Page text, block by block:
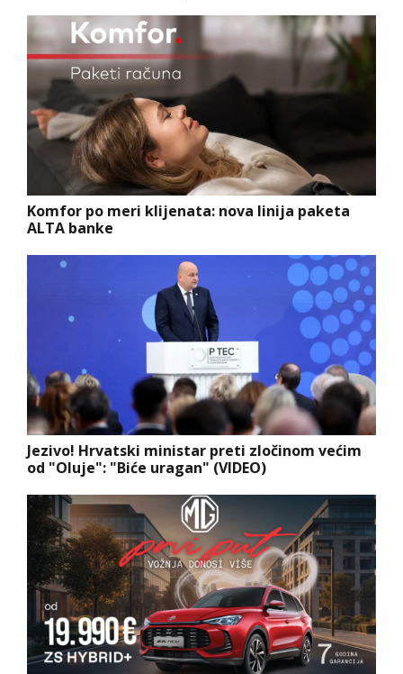
Komfor po meri klijenata: nova linija paketa
ALTA banke
Jezivo! Hrvatski ministar preti zločinom većim
od "Oluje": "Biće uragan" (VIDEO)